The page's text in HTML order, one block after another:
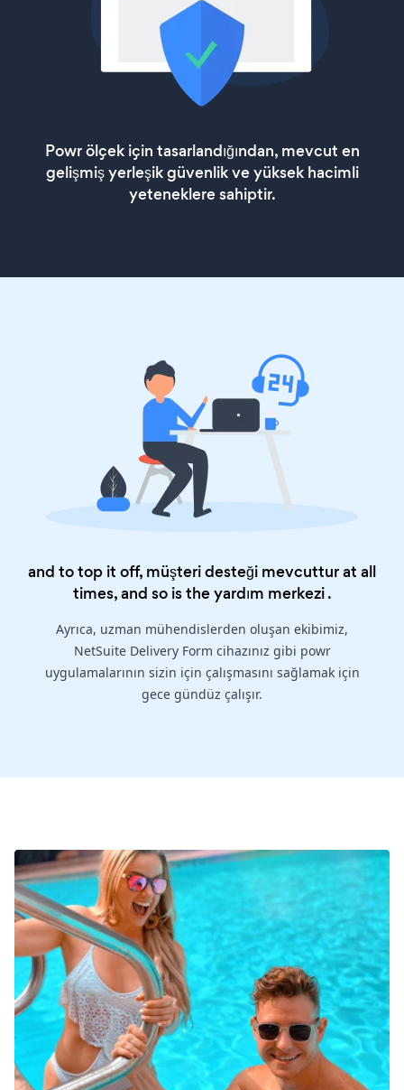
Powr ölçek için tasarlandığından, mevcut en
gelişmiş yerleşik güvenlik ve yüksek hacimli
yeteneklere sahiptir.
and to top it off, müşteri desteği mevcuttur at all
times, and so is theyardım merkezi.
Ayrıca, uzman mühendislerden oluşan ekibimiz,
NetSuite Delivery Form cihazınız gibi powr
uygulamalarının sizin için çalışmasını sağlamak için
gece gündüz çalışır.